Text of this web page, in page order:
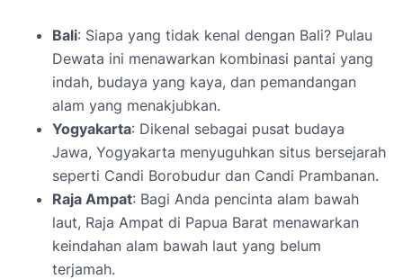
Bali: Siapa yang tidak kenal dengan Bali? Pulau
Dewata ini menawarkan kombinasi pantai yang
indah, budaya yang kaya, dan pemandangan
alam yang menakjubkan.
Yogyakarta: Dikenal sebagai pusat budaya
Jawa, Yogyakarta menyuguhkan situs bersejarah
seperti Candi Borobudur dan Candi Prambanan.
Raja Ampat: Bagi Anda pencinta alam bawah
laut, Raja Ampat di Papua Barat menawarkan
keindahan alam bawah laut yang belum
terjamah.